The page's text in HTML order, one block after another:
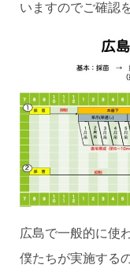
いますのでご確認
広島で一般的に使
僕たちが実施する